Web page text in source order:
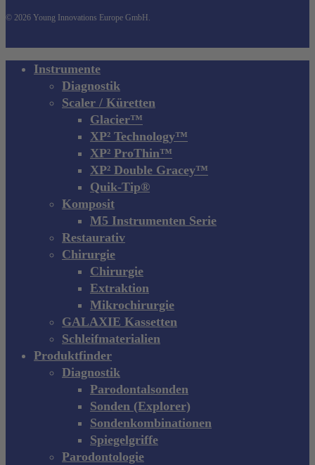
© 2026 Young Innovations Europe GmbH.
Close Instrumente
Diagnostik
Scaler / Küretten
Glacier™
XP² Technology™
XP² ProThin™
XP² Double Gracey™
Quik-Tip®
Komposit
M5 Instrumenten Serie
Restaurativ
Chirurgie
Chirurgie
Extraktion
Mikrochirurgie
GALAXIE Kassetten
Schleifmaterialien
Produktfinder
Diagnostik
Parodontalsonden
Sonden (Explorer)
Sondenkombinationen
Spiegelgriffe
Parodontologie